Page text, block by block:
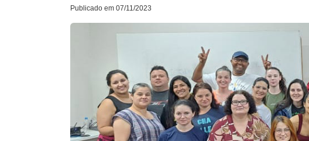
Publicado em 07/11/2023